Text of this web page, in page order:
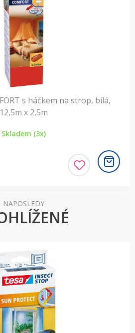
s háčkem na strop, bílá,
12,5m x 2,5m
Skladem (3x)
NAPOSLEDY